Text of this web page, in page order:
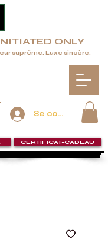
Se connecter
CERTIFICAT-CADEAU
ONLY
suprême. Luxe sincère. —